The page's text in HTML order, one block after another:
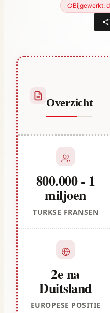
Bijgewerkt:
Overzicht
800.000 - 1
miljoen
TURKSE FRANSEN
2e na
Duitsland
EUROPESE POSITIE